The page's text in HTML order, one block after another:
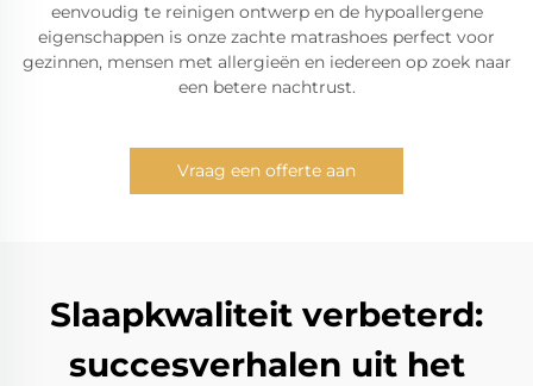
eenvoudig te reinigen ontwerp en de hypoallergene
eigenschappen is onze zachte matrashoes perfect voor
gezinnen, mensen met allergieën en iedereen op zoek naar
een betere nachtrust.
Vraag een offerte aan
Slaapkwaliteit verbeterd:
succesverhalen uit het